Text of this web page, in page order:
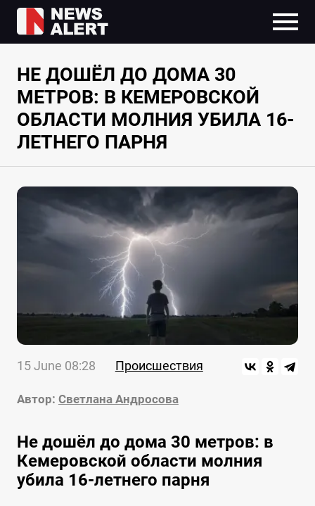
НЕ ДОШЁЛ ДО ДОМА 30
МЕТРОВ: В КЕМЕРОВСКОЙ
ОБЛАСТИ МОЛНИЯ УБИЛА 16-
ЛЕТНЕГО ПАРНЯ
15 June 08:28 Происшествия
Автор: Светлана Андросова
Не дошёл до дома 30 метров: в
Кемеровской области молния
убила 16-летнего парня